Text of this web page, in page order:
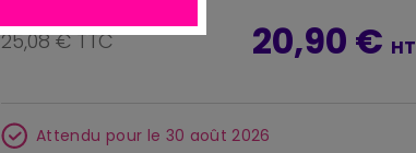
25,08 € TTC 20,90 € HT
Attendu pour le 30 août 2026